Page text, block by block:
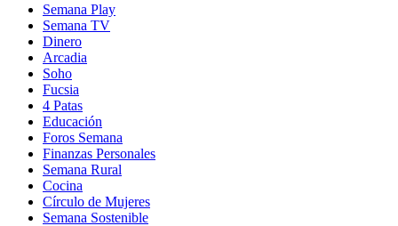
Semana Play
Semana TV
Dinero
Arcadia
Soho
in
new
window
Fucsia
in
new
window
4 Patas
Educación
Foros Semana
Finanzas Personales
Semana Rural
Cocina
Círculo de Mujeres
Semana Sostenible